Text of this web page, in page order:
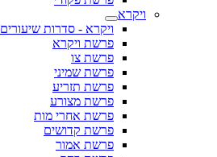
ויקרא
ויקרא - סדרות שיעורים
פרשת ויקרא
פרשת צו
פרשת שמיני
פרשת תזריע
פרשת מצורע
פרשת אחרי מות
פרשת קדושים
פרשת אמור